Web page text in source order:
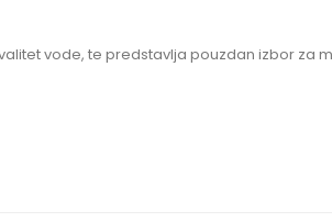
vode, te predstavlja pouzdan izbor